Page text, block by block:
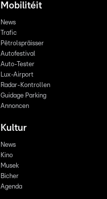
Mobilitéit
News
Trafic
Pëtrolspräisser
Autofestival
Auto-Tester
Lux-Airport
Radar-Kontrollen
Guidage Parking
Annoncen
Kultur
News
Kino
Musek
Bicher
Agenda